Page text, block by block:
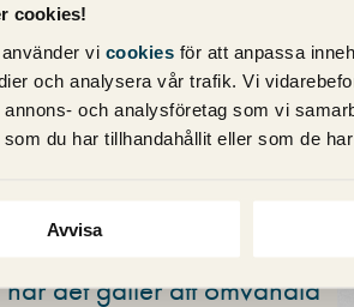
cookies!
vi cookies för att anpassa
och analysera vår trafik. Vi
annons- och analysföretag som vi
som du har tillhandahållit eller som de
Avvisa
och Fanny Linton
sin uppsats ”Framework
Startups in Digital
till ökade insikter kring
för
vad som är viktigt för
när det gäller att omvandla